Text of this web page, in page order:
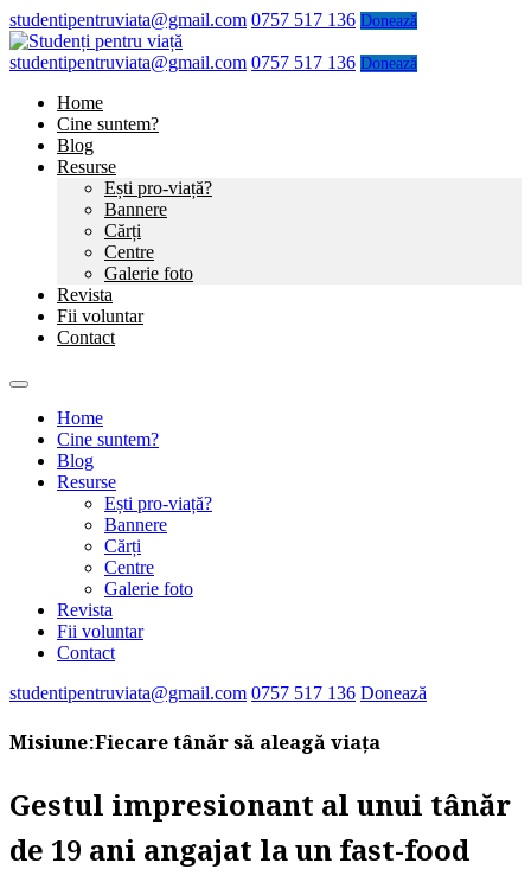
studentipentruviata@gmail.com 0757 517 136 Donează
studentipentruviata@gmail.com 0757 517 136 Donează
Home
Cine suntem?
Blog
Resurse
Ești pro-viață?
Bannere
Cărți
Centre
Galerie foto
Revista
Fii voluntar
Contact
Home
Cine suntem?
Blog
Resurse
Ești pro-viață?
Bannere
Cărți
Centre
Galerie foto
Revista
Fii voluntar
Contact
studentipentruviata@gmail.com 0757 517 136 Donează
Misiune:Fiecare tânăr să aleagă viața
Gestul impresionant al unui tânăr
de 19 ani angajat la un fast-food